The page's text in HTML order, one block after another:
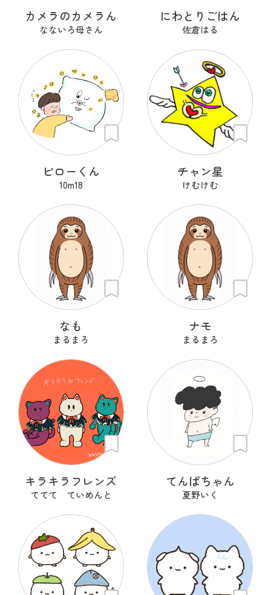
カメラのカメラん
なないろ母さん
にわとりごはん
佐倉はる
ピローくん
10m18
チャン星
けむけむ
なも
まるまろ
ナモ
まるまろ
キラキラフレンズ
ててて ていめんと
てんぱちゃん
夏野いく